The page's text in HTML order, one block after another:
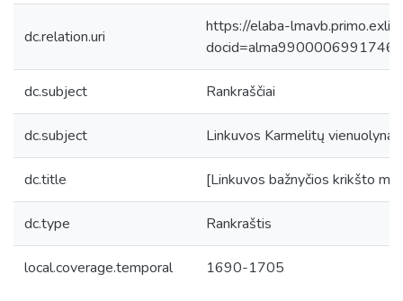
dc.relation.uri
https://elaba-
dc.subject Rankraščiai
dc.subject Linkuvos Karmelitų
dc.title [Linkuvos bažnyčios krikšto
dc.type Rankraštis
local.coverage.temporal 1690-1705